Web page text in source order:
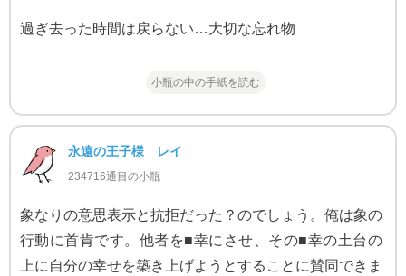
過ぎ去った時間は戻らない…大切な忘れ物
小瓶の中の手紙を読む
永遠の王子様 レイ
234716通目の小瓶
象なりの意思表示と抗拒だった？のでしょう。俺は象の
行動に首肯です。他者を■幸にさせ、その■幸の土台の
上に自分の幸せを築き上げようとすることに賛同できま